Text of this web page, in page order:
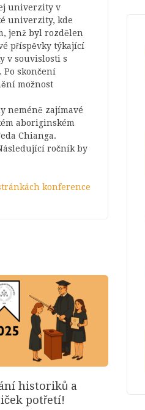
univerzity v
univerzity, kde
jenž byl rozdělen
příspěvky týkající
v souvislosti s
Po skončení
možnost
neméně zajímavé
aboriginském
Chianga.
ročník by
konference
historiků a
potřetí!